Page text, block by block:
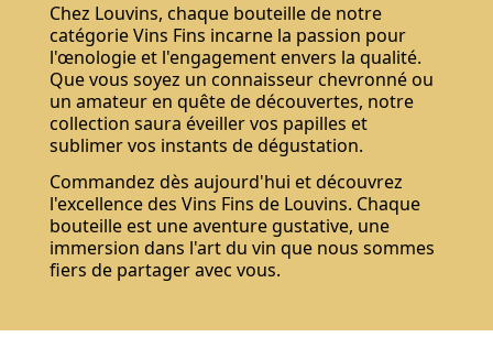
Chez Louvins, chaque bouteille de notre
catégorie Vins Fins incarne la passion pour
l'œnologie et l'engagement envers la qualité.
Que vous soyez un connaisseur chevronné ou
un amateur en quête de découvertes, notre
collection saura éveiller vos papilles et
sublimer vos instants de dégustation.
Commandez dès aujourd'hui et découvrez
l'excellence des Vins Fins de Louvins. Chaque
bouteille est une aventure gustative, une
immersion dans l'art du vin que nous sommes
fiers de partager avec vous.